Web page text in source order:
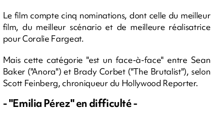
Le film compte cinq nominations, dont celle du meilleur
film, du meilleur scénario et de meilleure réalisatrice
pour Coralie Fargeat.
Mais cette catégorie "est un face-à-face" entre Sean
Baker ("Anora") et Brady Corbet ("The Brutalist"), selon
Scott Feinberg, chroniqueur du Hollywood Reporter.
- "Emilia Pérez" en difficulté -